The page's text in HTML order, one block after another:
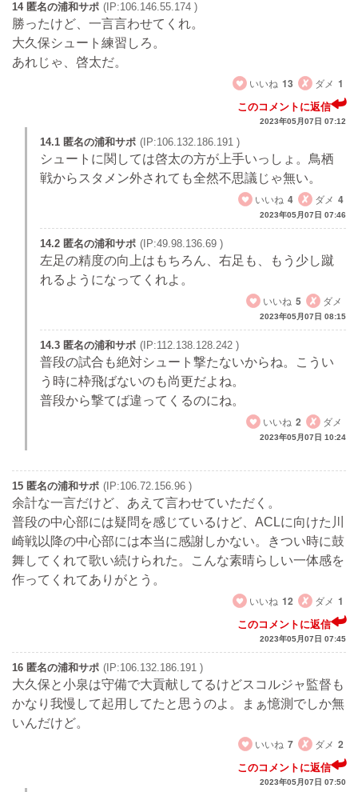
14 匿名の浦和サポ (IP:106.146.55.174 )
勝ったけど、一言言わせてくれ。
大久保シュート練習しろ。
あれじゃ、啓太だ。
いいね 13 ダメ 1
このコメントに返信
2023年05月07日 07:12
14.1 匿名の浦和サポ (IP:106.132.186.191 )
シュートに関しては啓太の方が上手いっしょ。鳥栖
戦からスタメン外されても全然不思議じゃ無い。
いいね 4 ダメ 4
2023年05月07日 07:46
14.2 匿名の浦和サポ (IP:49.98.136.69 )
左足の精度の向上はもちろん、右足も、もう少し蹴
れるようになってくれよ。
いいね 5 ダメ
2023年05月07日 08:15
14.3 匿名の浦和サポ (IP:112.138.128.242 )
普段の試合も絶対シュート撃たないからね。こうい
う時に枠飛ばないのも尚更だよね。
普段から撃てば違ってくるのにね。
いいね 2 ダメ
2023年05月07日 10:24
15 匿名の浦和サポ (IP:106.72.156.96 )
余計な一言だけど、あえて言わせていただく。
普段の中心部には疑問を感じているけど、ACLに向けた川
崎戦以降の中心部には本当に感謝しかない。きつい時に鼓
舞してくれて歌い続けられた。こんな素晴らしい一体感を
作ってくれてありがとう。
いいね 12 ダメ 1
このコメントに返信
2023年05月07日 07:45
16 匿名の浦和サポ (IP:106.132.186.191 )
大久保と小泉は守備で大貢献してるけどスコルジャ監督も
かなり我慢して起用してたと思うのよ。まぁ憶測でしか無
いんだけど。
いいね 7 ダメ 2
このコメントに返信
2023年05月07日 07:50